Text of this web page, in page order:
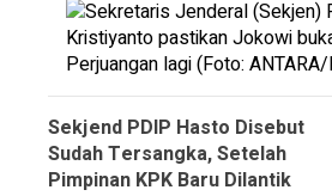
Sekjend PDIP Hasto Disebut
Sudah Tersangka, Setelah
Pimpinan KPK Baru Dilantik